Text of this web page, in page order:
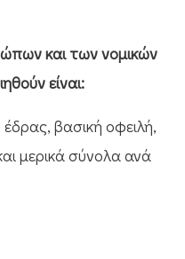
και των νομικών
είναι:
βασική οφειλή,
μερικά σύνολα ανά